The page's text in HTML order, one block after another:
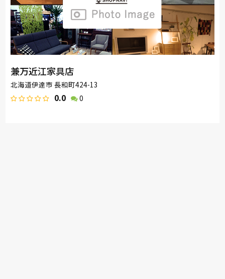
兼万近江家具店
北海道伊達市 長和町424-13
0.0 0